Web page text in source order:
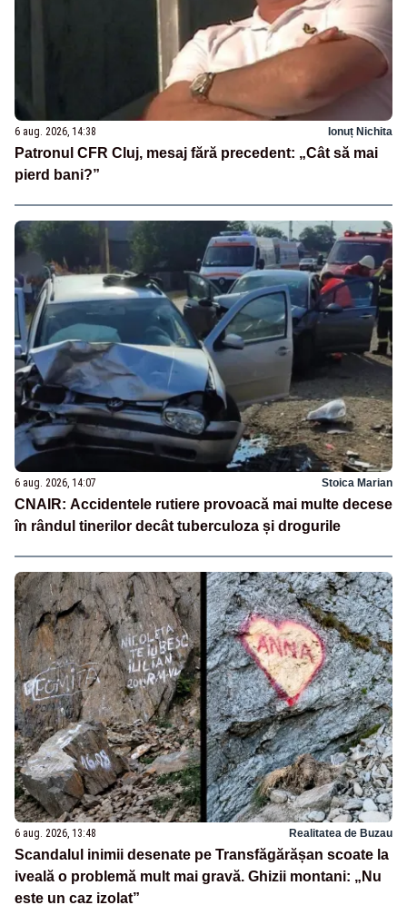
6 aug. 2026, 14:38 Ionuț Nichita
Patronul CFR Cluj, mesaj fără precedent: „Cât să mai
pierd bani?”
6 aug. 2026, 14:07 Stoica Marian
CNAIR: Accidentele rutiere provoacă mai multe decese
în rândul tinerilor decât tuberculoza și drogurile
6 aug. 2026, 13:48 Realitatea de Buzau
Scandalul inimii desenate pe Transfăgărășan scoate la
iveală o problemă mult mai gravă. Ghizii montani: „Nu
este un caz izolat”